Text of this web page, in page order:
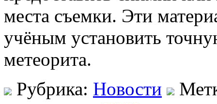
места съемки. Эти
учёным установить
метеорита.
Рубрика: Новости